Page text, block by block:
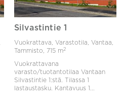
Silvastintie 1
Vuokrattava, Varastotila, Vantaa,
Tammisto,
715 m2
Vuokrattavana
varasto/tuotantotilaa Vantaan
Silvastintie 1:stä. Tilassa 1
lastaustasku. Kantavuus 1...